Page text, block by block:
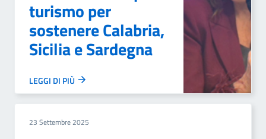
turismo per
sostenere Calabria,
Sicilia e Sardegna
LEGGI DI PIÙ
23 Settembre 2025